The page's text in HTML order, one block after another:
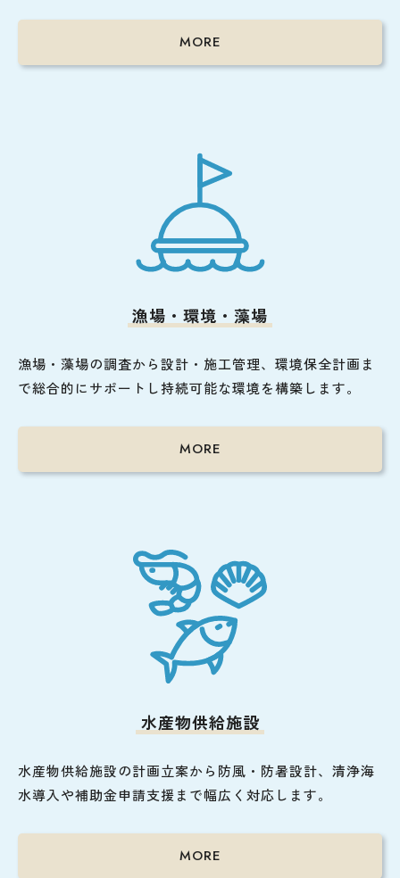
MORE
漁場・環境・藻場
漁場・藻場の調査から設計・施工管理、環境保全計画ま
で総合的にサポートし持続可能な環境を構築します。
MORE
水産物供給施設
水産物供給施設の計画立案から防風・防暑設計、清浄海
水導入や補助金申請支援まで幅広く対応します。
MORE